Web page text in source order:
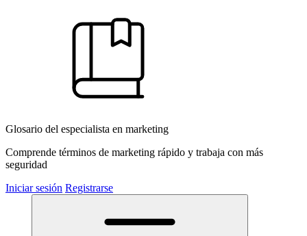
Glosario del especialista en marketing
Comprende términos de marketing rápido y trabaja con más
seguridad
Iniciar sesión Registrarse